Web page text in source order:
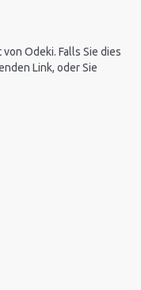
Odeki. Falls Sie dies
Link, oder Sie